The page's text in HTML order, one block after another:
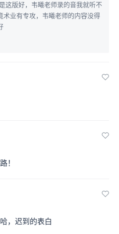
这版好，韦曦老师录的音我就听不
术业有专攻，韦曦老师的内容没得
！
，迟到的表白